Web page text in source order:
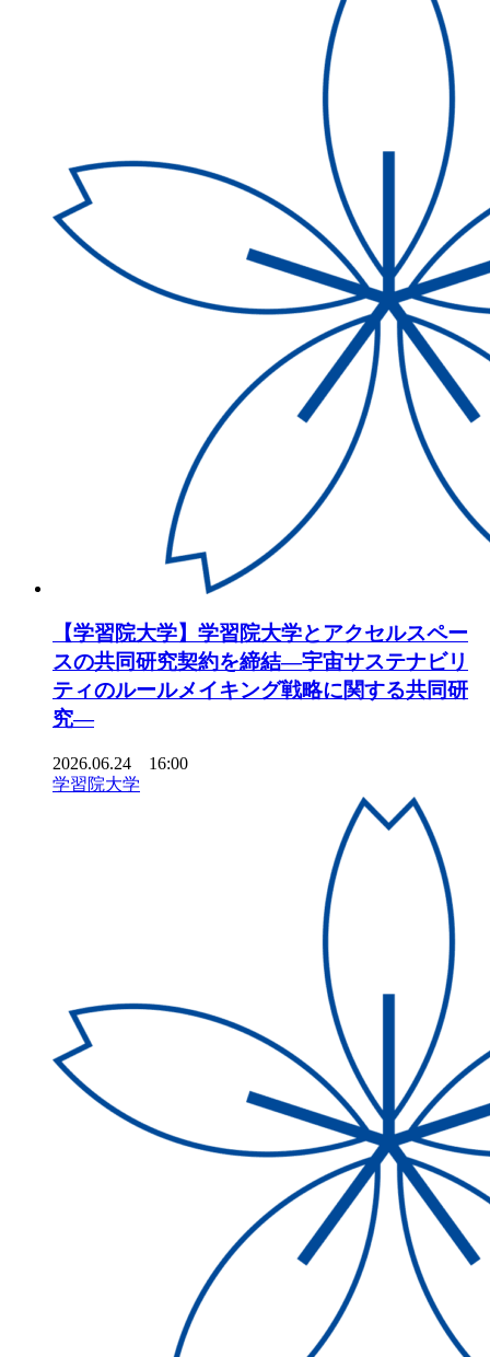
【学習院大学】学習院大学とアクセルスペー
スの共同研究契約を締結―宇宙サステナビリ
ティのルールメイキング戦略に関する共同研
究―
2026.06.24 16:00
学習院大学